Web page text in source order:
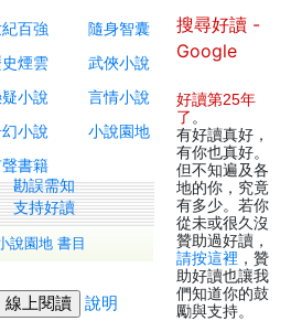
百強
隨身智囊
史煙雲
武俠小說
小說
言情小說
小說
小說園地
書籍
勘誤需知
支持好讀
說園地 書目
說明
搜尋好讀 -
Google
好讀第25年
了 。
有好讀真好，
有你也真好。
但不知遍及各
地的你，究竟
有多少。若你
從未或很久沒
贊助過好讀，
請按這裡 ，贊
助好讀也讓我
們知道你的鼓
勵與支持。